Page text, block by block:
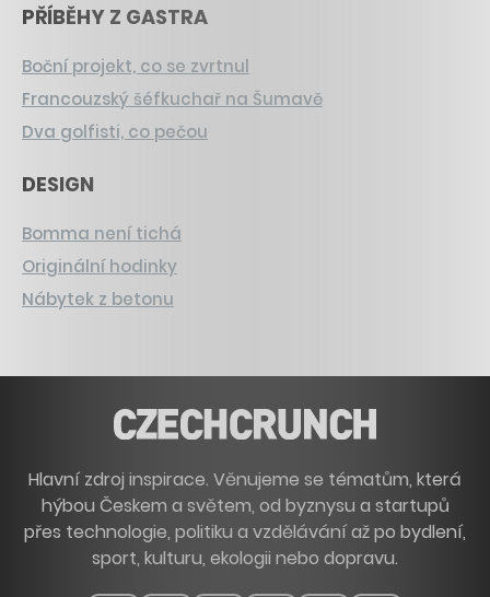
PŘÍBĚHY Z GASTRA
Boční projekt, co se zvrtnul
Francouzský šéfkuchař na Šumavě
Dva golfisti, co pečou
DESIGN
Bomma není tichá
Originální hodinky
Nábytek z betonu
Hlavní zdroj inspirace. Věnujeme se tématům, která
hýbou Českem a světem, od byznysu a startupů
přes technologie, politiku a vzdělávání až po bydlení,
sport, kulturu, ekologii nebo dopravu.